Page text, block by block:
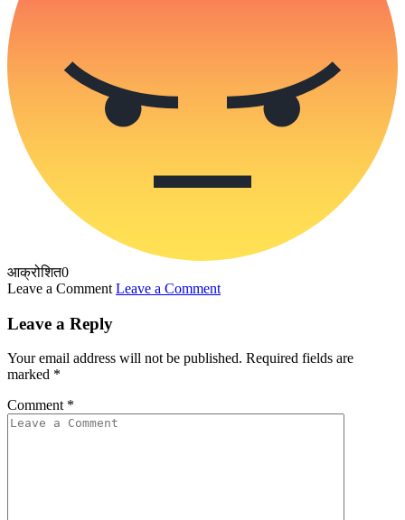
आक्रोशित0
Leave a Comment Leave a Comment
Leave a Reply
Your email address will not be published. Required fields are
marked *
Comment *